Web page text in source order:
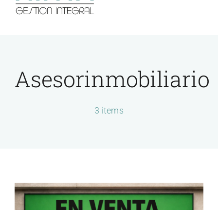
Servicios
Asesorinmobiliario
3 items